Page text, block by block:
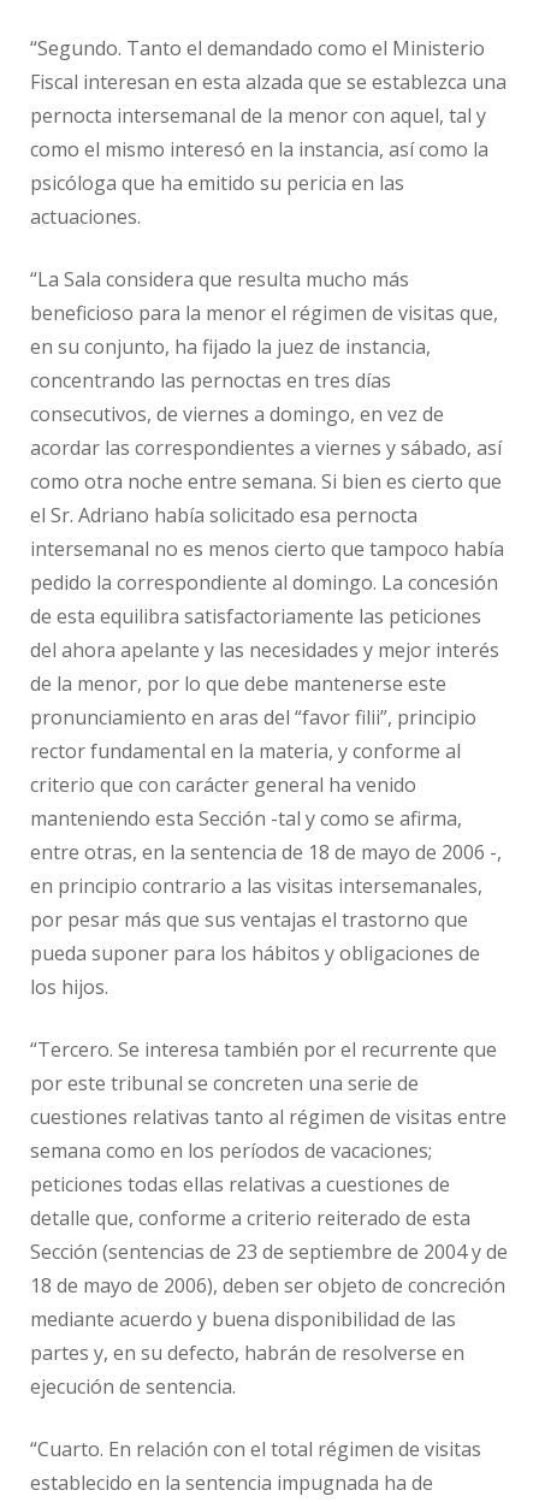
“Segundo. Tanto el demandado como el Ministerio
Fiscal interesan en esta alzada que se establezca una
pernocta intersemanal de la menor con aquel, tal y
como el mismo interesó en la instancia, así como la
psicóloga que ha emitido su pericia en las
actuaciones.
“La Sala considera que resulta mucho más
beneficioso para la menor el régimen de visitas que,
en su conjunto, ha fijado la juez de instancia,
concentrando las pernoctas en tres días
consecutivos, de viernes a domingo, en vez de
acordar las correspondientes a viernes y sábado, así
como otra noche entre semana. Si bien es cierto que
el Sr. Adriano había solicitado esa pernocta
intersemanal no es menos cierto que tampoco había
pedido la correspondiente al domingo. La concesión
de esta equilibra satisfactoriamente las peticiones
del ahora apelante y las necesidades y mejor interés
de la menor, por lo que debe mantenerse este
pronunciamiento en aras del “favor filii”, principio
rector fundamental en la materia, y conforme al
criterio que con carácter general ha venido
manteniendo esta Sección -tal y como se afirma,
entre otras, en la sentencia de 18 de mayo de 2006 -,
en principio contrario a las visitas intersemanales,
por pesar más que sus ventajas el trastorno que
pueda suponer para los hábitos y obligaciones de
los hijos.
“Tercero. Se interesa también por el recurrente que
por este tribunal se concreten una serie de
cuestiones relativas tanto al régimen de visitas entre
semana como en los períodos de vacaciones;
peticiones todas ellas relativas a cuestiones de
detalle que, conforme a criterio reiterado de esta
Sección (sentencias de 23 de septiembre de 2004 y de
18 de mayo de 2006), deben ser objeto de concreción
mediante acuerdo y buena disponibilidad de las
partes y, en su defecto, habrán de resolverse en
ejecución de sentencia.
“Cuarto. En relación con el total régimen de visitas
establecido en la sentencia impugnada ha de